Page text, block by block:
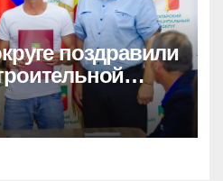
поздравили